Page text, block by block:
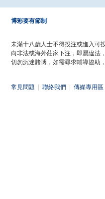
博彩要有節制
未滿十八歲人士不得投注或進入可
向非法或海外莊家下注，即屬違法
切勿沉迷賭博，如需尋求輔導協助
常見問題 聯絡我們 傳媒專用區